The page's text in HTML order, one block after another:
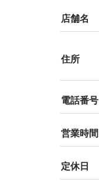
店舗名
住所
電話番号
営業時間
定休日